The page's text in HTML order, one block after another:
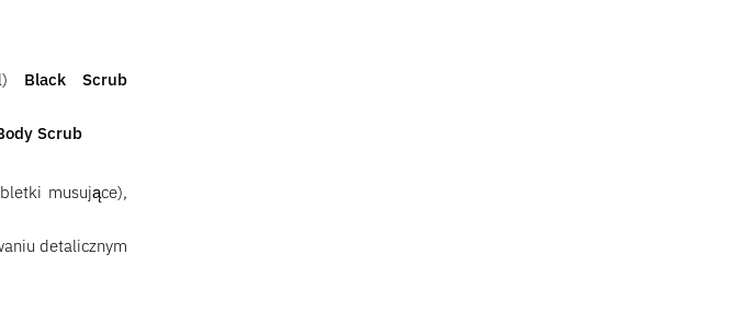
Black Scrub
Scrub
musujące),
detalicznym